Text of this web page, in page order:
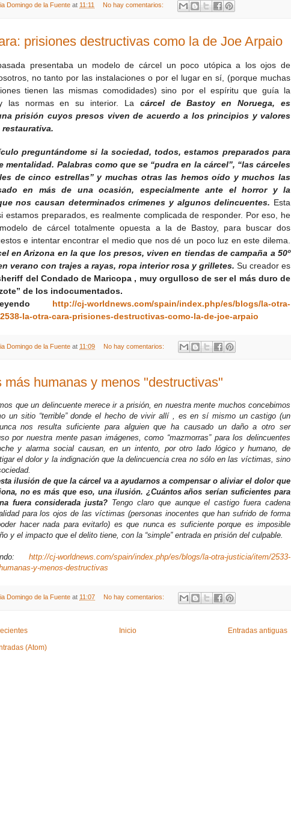
Domingo de la Fuente at 11:11 No hay comentarios:
prisiones destructivas como la de Joe Arpaio
presentaba un modelo de cárcel un poco utópica a los ojos de
no tanto por las instalaciones o por el lugar en sí, (porque muchas
tienen las mismas comodidades) sino por el espíritu que guía la
las normas en su interior. La cárcel de Bastoy en Noruega, es
prisión cuyos presos viven de acuerdo a los principios y valores
preguntándome si la sociedad, todos, estamos preparados para
mentalidad. Palabras como que se “pudra en la cárcel”, “las cárceles
de cinco estrellas” y muchas otras las hemos oído y muchos las
en más de una ocasión, especialmente ante el horror y la
nos causan determinados crímenes y algunos delincuentes. Esta
estamos preparados, es realmente complicada de responder. Por eso, he
de cárcel totalmente opuesta a la de Bastoy, para buscar dos
e intentar encontrar el medio que nos dé un poco luz en este dilema.
en Arizona en la que los presos, viven en tiendas de campaña a 50º
verano con trajes a rayas, ropa interior rosa y grilletes. Su creador es
del Condado de Maricopa , muy orgulloso de ser el más duro de
de los indocumentados.
http://cj-worldnews.com/spain/index.php/es/blogs/la-otra-
la-otra-cara-prisiones-destructivas-como-la-de-joe-arpaio
Domingo de la Fuente at 11:09 No hay comentarios:
más humanas y menos "destructivas"
que un delincuente merece ir a prisión, en nuestra mente muchos concebimos
un sitio “terrible” donde el hecho de vivir allí , es en sí mismo un castigo (un
nos resulta suficiente para alguien que ha causado un daño a otro ser
por nuestra mente pasan imágenes, como “mazmorras” para los delincuentes
y alarma social causan, en un intento, por otro lado lógico y humano, de
el dolor y la indignación que la delincuencia crea no sólo en las víctimas, sino
ilusión de que la cárcel va a ayudarnos a compensar o aliviar el dolor que
no es más que eso, una ilusión. ¿Cuántos años serían suficientes para
fuera considerada justa? Tengo claro que aunque el castigo fuera cadena
para los ojos de las víctimas (personas inocentes que han sufrido de forma
hacer nada para evitarlo) es que nunca es suficiente porque es imposible
y el impacto que el delito tiene, con la “simple” entrada en prisión del culpable.
http://cj-worldnews.com/spain/index.php/es/blogs/la-otra-justicia/item/2533-
y-menos-destructivas
Domingo de la Fuente at 11:07 No hay comentarios:
Entradas antiguas
Inicio
(Atom)